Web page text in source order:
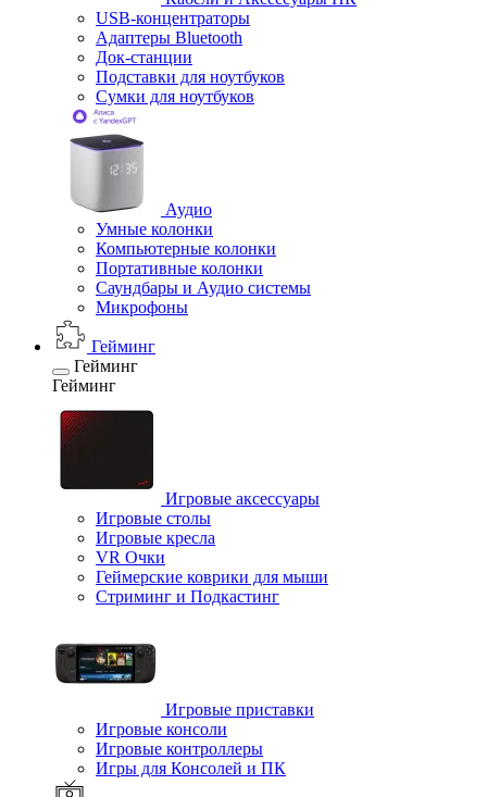
USB-концентраторы
Адаптеры Bluetooth
Док-станции
Подставки для ноутбуков
Сумки для ноутбуков
Аудио
Умные колонки
Компьютерные колонки
Портативные колонки
Саундбары и Аудио системы
Микрофоны
Гейминг
Гейминг
Гейминг
Игровые аксессуары
Игровые столы
Игровые кресла
VR Очки
Геймерские коврики для мыши
Стриминг и Подкастинг
Игровые приставки
Игровые консоли
Игровые контроллеры
Игры для Консолей и ПК